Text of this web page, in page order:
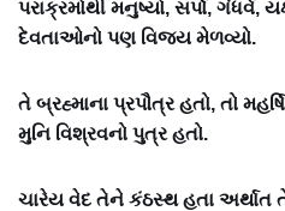
પરાક્રમોથી મનુષ્યો, સર્પો, ગંધર્વ,
દેવતાઓનો પણ વિજય મેળવ્યો.
તે બ્રહ્માના પ્રપૌત્ર હતો, તો
મુનિ વિશ્રવનો પુત્ર હતો.
ચારેય વેદ તેને કંઠસ્થ હતા અર્થાત